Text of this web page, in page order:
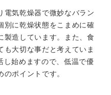
電気乾燥器で微妙なバラン
別に乾燥状態をこまめに確
製造しています。また、食
も大切な事だと考えていま
始めますので、低温で優
ポイントです。